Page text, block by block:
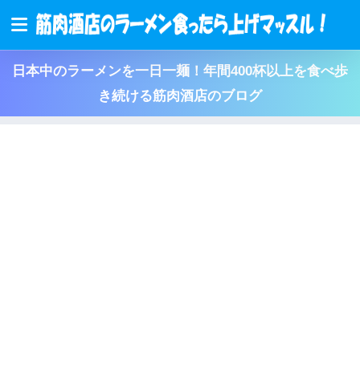
日本中のラーメンを一日一麺！年間400杯以上を食べ歩
き続ける筋肉酒店のブログ